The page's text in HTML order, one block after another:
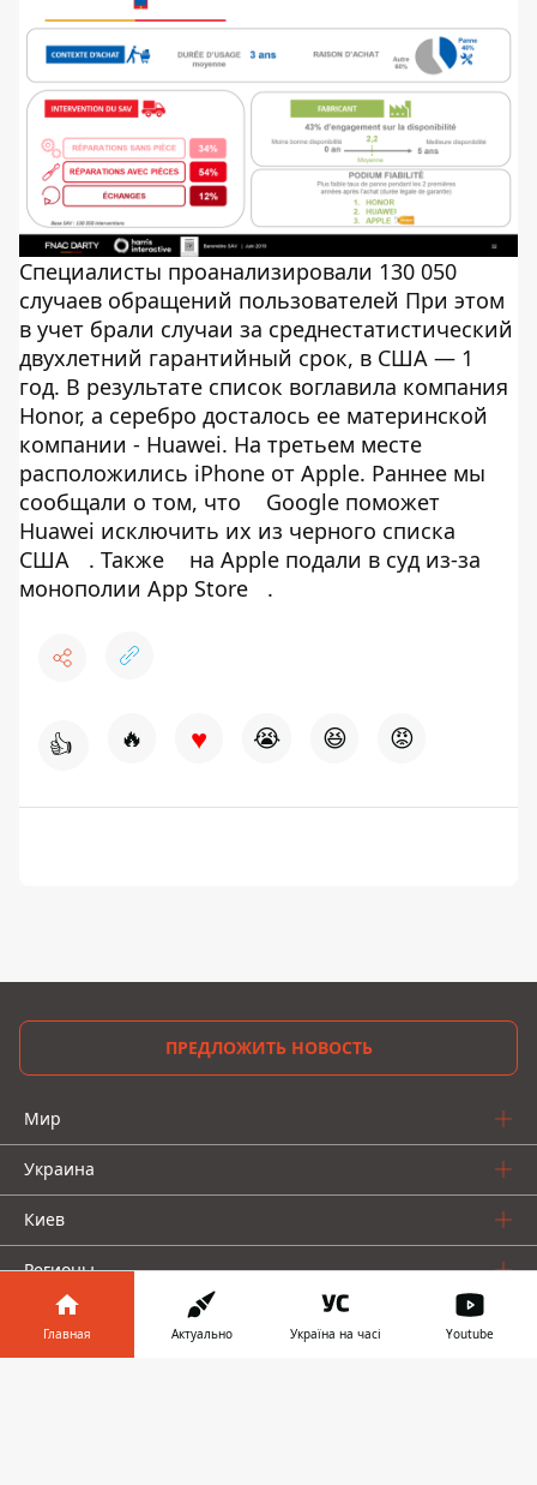
Специалисты проанализировали 130 050
случаев обращений пользователей При этом
в учет брали случаи за среднестатистический
двухлетний гарантийный срок, в США — 1
год. В результате список воглавила компания
Honor, а серебро досталось ее материнской
компании - Huawei. На третьем месте
расположились iPhone от Apple. Раннее мы
сообщали о том, что
Google поможет
Huawei исключить их из черного списка
США
. Также
на Apple подали в суд из-за
монополии App Store
.
👍 🔥 ♥ 😭 😆 😡
ПРЕДЛОЖИТЬ НОВОСТЬ
Мир
Украина
Киев
Регионы
Деньги
Главная Актуально Україна на часі Youtube